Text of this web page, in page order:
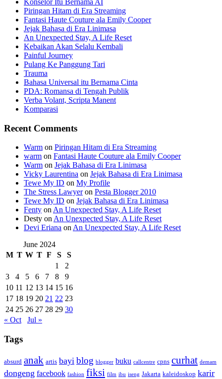
Piringan Hitam di Era Streaming
Fantasi Haute Couture ala Emily Cooper
Jejak Bahasa di Era Linimasa
An Unexpected Stay, A Life Reset
Kebaikan Akan Selalu Kembali
Painful Journey
Pulang Ke Panggung Tari
Trauma
Bahasa Universal itu Bernama Cinta
PDA: Romansa di Tengah Publik
Verba Volant, Scripta Manent
Komparasi
Recent Comments
Warm on Piringan Hitam di Era Streaming
warm on Fantasi Haute Couture ala Emily Cooper
Warm on Jejak Bahasa di Era Linimasa
Vicky Laurentina on Jejak Bahasa di Era Linimasa
Tewe My ID on My Profile
The Stress Lawyeron Pesta Blogger 2010
Tewe My ID on Jejak Bahasa di Era Linimasa
Fenty on An Unexpected Stay, A Life Reset
Desty on An Unexpected Stay, A Life Reset
Devi Eriana on An Unexpected Stay, A Life Reset
June 2024
M T W T F S
S
1
2
3
4 5 6 7 8
9
10 11 12 13 14 15 16
17 18 19 20 21 22 23
24 25 26 27 28 29 30
« Oct
Jul »
Tags
absurd anak artis bayi blog blogger buku callcentre cpns curhat demam
dongeng facebook fashion fiksi film ibu iseng Jakarta kaleidoskop karir